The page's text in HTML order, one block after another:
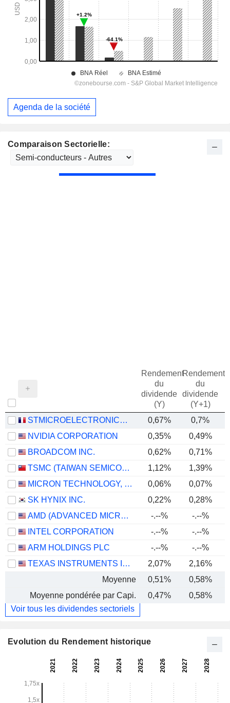
Comparaison Sectorielle:
Rendement
du
dividende
(Y)
Rendement
du
dividende
(Y+1)
STMICROELECTRONICS N.V. 0,67% 0,7%
NVIDIA CORPORATION
0,35% 0,49%
BROADCOM INC.
0,62% 0,71%
TSMC (TAIWAN SEMICONDUCTOR MANUFACTURING COMPANY)
1,12% 1,39%
MICRON TECHNOLOGY, INC.
0,06% 0,07%
SK HYNIX INC.
0,22%
0,28%
AMD (ADVANCED MICRO DEVICES)
-.--% -.--%
INTEL CORPORATION
-.--% -.--%
ARM HOLDINGS PLC
-.--% -.--%
TEXAS INSTRUMENTS INCORPORATED
2,07% 2,16%
Moyenne
0,51% 0,58%
Moyenne pondérée par Capi.
0,47% 0,58%
Voir tous les dividendes sectoriels
Evolution du Rendement historique
Agenda de la société